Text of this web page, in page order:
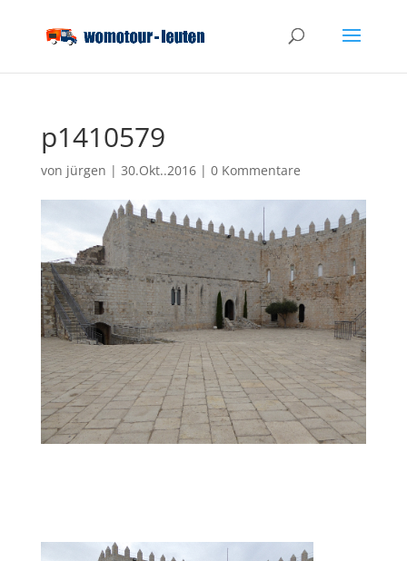
p1410579
von jürgen | 30.Okt..2016| 0 Kommentare